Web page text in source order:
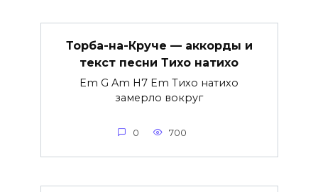
Торба-на-Круче — аккорды и
текст песни Тихо натихо
Em G Am H7 Em Тихо натихо
замерло вокруг
0 700